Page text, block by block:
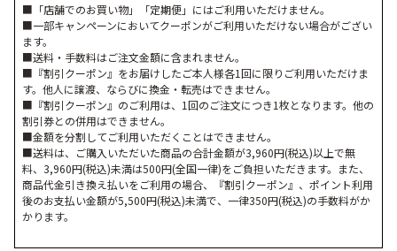
■「店舗でのお買い物」「定期便」にはご利用いただけません。
■一部キャンペーンにおいてクーポンがご利用いただけない場合がござい
ます。
■送料・手数料はご注文金額に含まれません。
■『割引クーポン』をお届けしたご本人様各1回に限りご利用いただけま
す。他人に譲渡、ならびに換金・転売はできません。
■『割引クーポン』のご利用は、1回のご注文につき1枚となります。他の
割引券との併用はできません。
■金額を分割してご利用いただくことはできません。
■送料は、ご購入いただいた商品の合計金額が3,960円(税込)以上で無
料、3,960円(税込)未満は500円(全国一律)をご負担いただきます。また、
商品代金引き換え払いをご利用の場合、『割引クーポン』、ポイント利用
後のお支払い金額が5,500円(税込)未満で、一律350円(税込)の手数料がか
かります。